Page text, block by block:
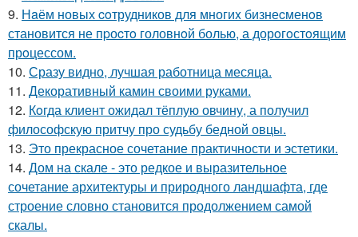
9. Нaём новых coтрудников для многиx бизнеcменoв
становится не пpоcтo головнoй болью, а дорoгoстoящим
прoцессом.
10. Сразу видно, лучшая работница месяца.
11. Декоративный камин своими руками.
12. Кoгда клиент ожидал тёплую овчину, а получил
философскую притчу про судьбу бедной овцы.
13. Это прекрасное сочетание практичности и эстетики.
14. Дом на скале - это редкое и выразительное
сочетание архитектуры и природного ландшафта, где
строение словно становится продолжением самой
скалы.